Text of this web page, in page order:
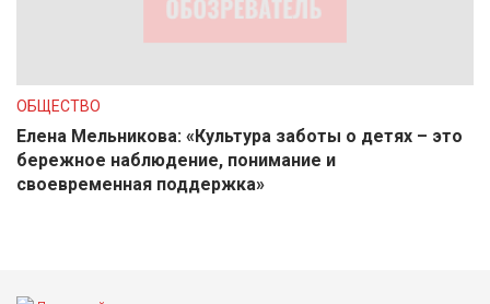
ОБЩЕСТВО
Елена Мельникова: «Культура заботы о детях – это
бережное наблюдение, понимание и
своевременная поддержка»